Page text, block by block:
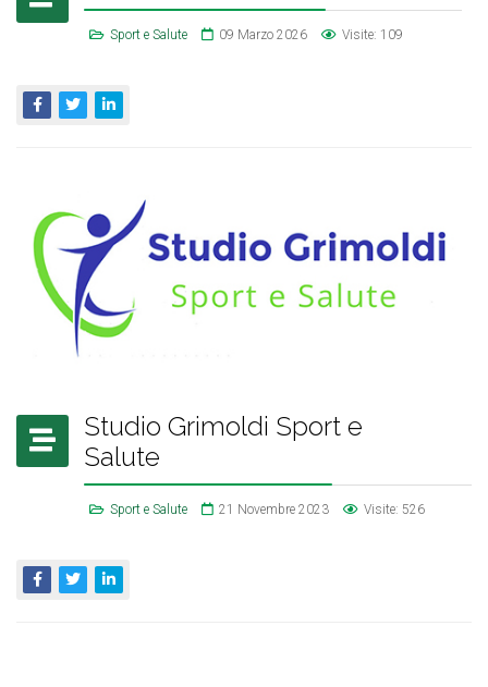
Sport e Salute 09 Marzo 2026 Visite: 109
Studio Grimoldi Sport e
Salute
Sport e Salute 21 Novembre 2023 Visite: 526